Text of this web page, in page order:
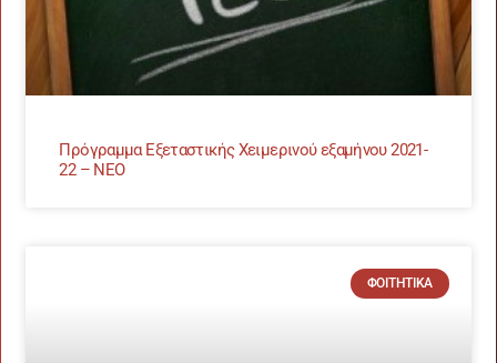
Πρόγραμμα Εξεταστικής Χειμερινού εξαμήνου 2021-
22 – ΝΕΟ
ΦΟΙΤΗΤΙΚΆ